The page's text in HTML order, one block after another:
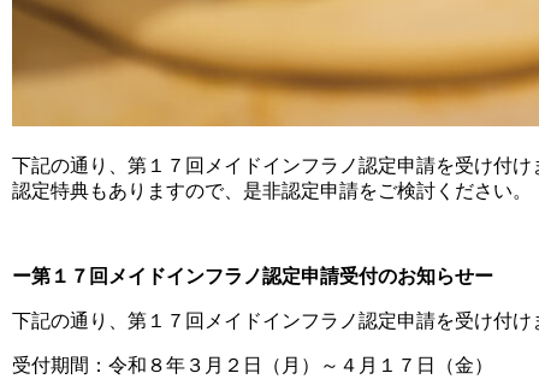
下記の通り、第１７回メイドインフラノ認定申請を受け付け
認定特典もありますので、是非認定申請をご検討ください。
ー第１７回メイドインフラノ認定申請受付のお知らせー
下記の通り、第１７回メイドインフラノ認定申請を受け付け
受付期間：令和８年３月２日（月）～４月１７日（金）